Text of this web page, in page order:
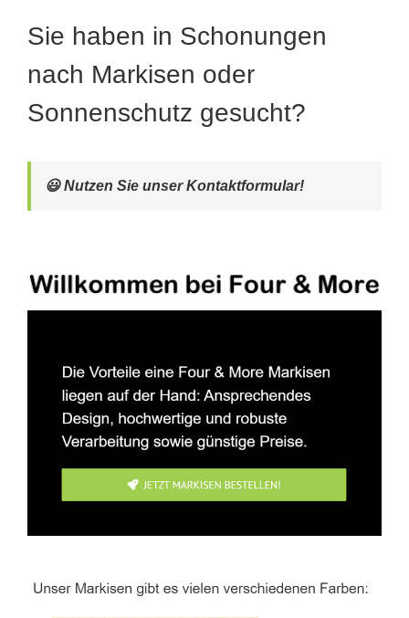
Sie haben in Schonungen
nach Markisen oder
Sonnenschutz gesucht?
😃 Nutzen Sie unser Kontaktformular!